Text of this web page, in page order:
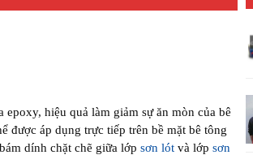
hiệu quả làm giảm sự ăn mòn của bê
được áp dụng trực tiếp trên bề mặt bê tông
dính chặt chẽ giữa lớp sơn lót và lớp sơn